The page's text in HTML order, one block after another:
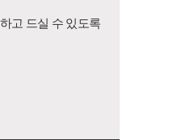
고 드실 수 있도록